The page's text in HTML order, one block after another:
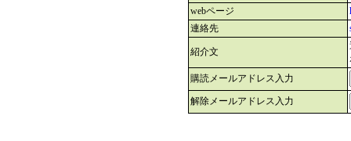
webページ
連絡先
紹介文
購読メールアドレス入力
解除メールアドレス入力